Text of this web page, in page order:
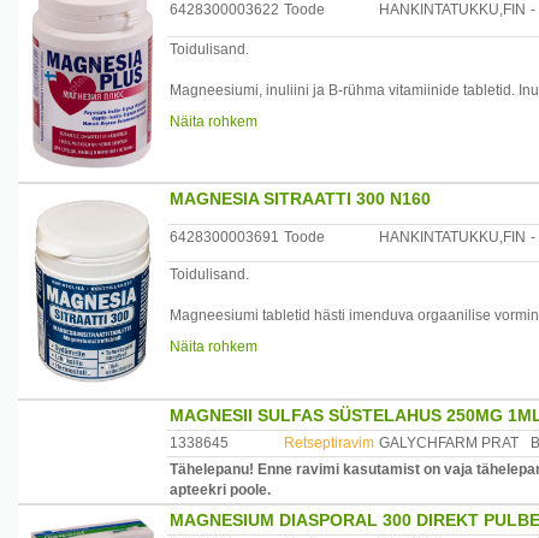
6428300003622 Toode HANKINTATUKKU,FIN -
Toidulisand.
Magneesiumi, inuliini ja B-rühma vitamiinide tabletid.
mitmekülgset toitumist.
Koostis: magneesiumoksiid, inuliin, pinnatöötlusaine
Tootja: Hankintatukku OY Karkkila, Soome
Maaletooja: Loodustoode OÜ, Kadaka tee 1-3, Tallinn,
Näita rohkem
MAGNESIA SITRAATTI 300 N160
6428300003691 Toode HANKINTATUKKU,FIN -
Toidulisand.
Magneesiumi tabletid hästi imenduva orgaanilise
Päevane annus (1-3 tabletti) sisaldab: magneesium
* - % päevasest soovitatavast kogusest täiskasvanutele
Annustamine: 1-3 tabletti päevas.
Hoiatused: päevast annust mitte ületada. Toidulisand
Koostis: trimagneesiumtritsitraat, paakumisvastane
Näita rohkem
MAGNESII SULFAS SÜSTELAHUS 250MG
1338645 Retseptiravim GALYCHFARM PRAT
Tähelepanu! Enne ravimi kasutamist on vaja
apteekri poole.
MAGNESIUM DIASPORAL 300 DIREKT